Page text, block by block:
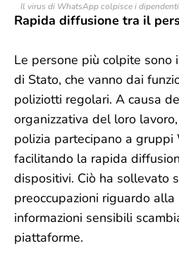
Il virus di WhatsApp colpisce i
Rapida diffusione tra il
Le persone più colpite sono
di Stato, che vanno dai
poliziotti regolari. A causa
organizzativa del loro
polizia partecipano a
facilitando la rapida
dispositivi. Ciò ha sollevato
preoccupazioni riguardo alla
informazioni sensibili
piattaforme.